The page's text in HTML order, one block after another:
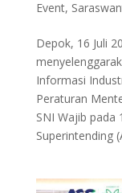
Event,
Depok, 16 Juli
Informasi
Peraturan
SNI Wajib pada
Superintending